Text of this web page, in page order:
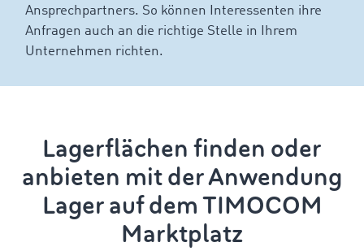
Ansprechpartners. So können Interessenten ihre
Anfragen auch an die richtige Stelle in Ihrem
Unternehmen richten.
Lagerflächen finden oder
anbieten mit der Anwendung
Lager auf dem TIMOCOM
Marktplatz